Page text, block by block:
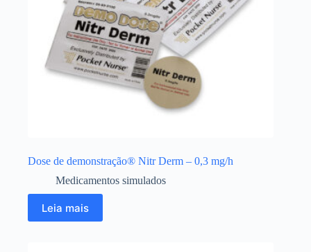
Dose de demonstração® Nitr Derm – 0,3 mg/h
Medicamentos simulados
Leia mais